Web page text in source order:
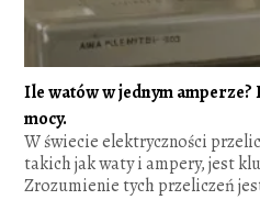
Ile watów w jednym
mocy.
W świecie elektryczności
takich jak waty i ampery, jest
Zrozumienie tych przeliczeń